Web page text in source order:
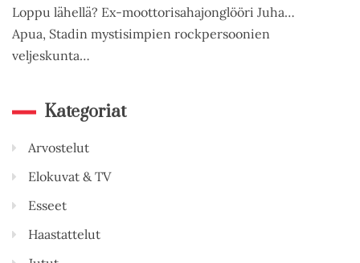
Loppu lähellä? Ex-moottorisahajonglööri Juha…
Apua, Stadin mystisimpien rockpersoonien
veljeskunta…
Kategoriat
Arvostelut
Elokuvat & TV
Esseet
Haastattelut